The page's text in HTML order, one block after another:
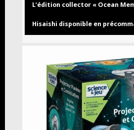
L’édition collector « Ocean
Hisaishi disponible en